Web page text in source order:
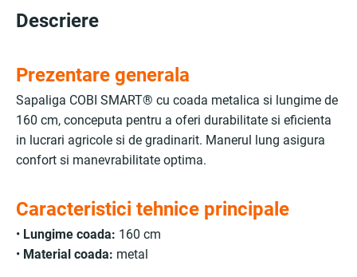
Descriere
Prezentare generala
Sapaliga COBI SMART® cu coada metalica si lungime de
160 cm, conceputa pentru a oferi durabilitate si eficienta
in lucrari agricole si de gradinarit. Manerul lung asigura
confort si manevrabilitate optima.
Caracteristici tehnice principale
• Lungime coada: 160 cm
• Material coada: metal